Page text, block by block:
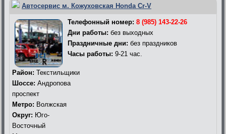
Автосервис м. Кожуховская Honda Cr-V
Телефонный номер: 8 (985) 143-22-26
Дни работы: без выходных
Праздничные дни: без праздников
Часы работы: 9-21 час.
Район: Текстильщики
Шоссе: Андропова
проспект
Метро: Волжская
Округ: Юго-
Восточный